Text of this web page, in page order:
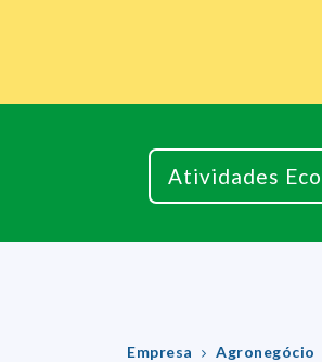
Empresa Agronegócio